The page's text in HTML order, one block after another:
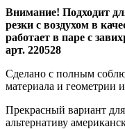
Внимание! Подходит
резки с воздухом в
работает в паре с
арт. 220528
Сделано с полным
материала и геометрии
Прекрасный вариант
альтернативу